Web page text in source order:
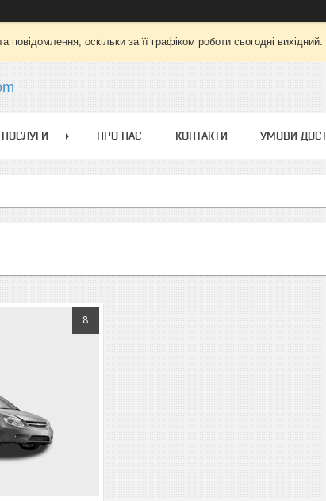
оскільки за її графіком роботи сьогодні
ПРО НАС КОНТАКТИ УМОВИ
8